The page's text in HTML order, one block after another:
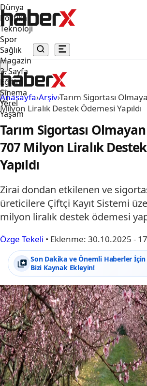
Dünya
Politika
Teknoloji
Spor
Sağlık
Magazin
3. Sayfa
Eğitim
Sinema
Yerel
Yaşam
Anasayfa›Arşiv›Tarım Sigortası
Milyon Liralık Destek Ödemesi Yapıldı
Tarım Sigortası
707 Milyon Liralık
Yapıldı
Zirai dondan etkilenen ve
üreticilere Çiftçi Kayıt Sistemi
milyon liralık destek ödemesi
Özge Tekeli • Eklenme: 30.10.2025 -
Son Dakika ve Önemli Haberler
Bizi Kaynak Ekleyin!